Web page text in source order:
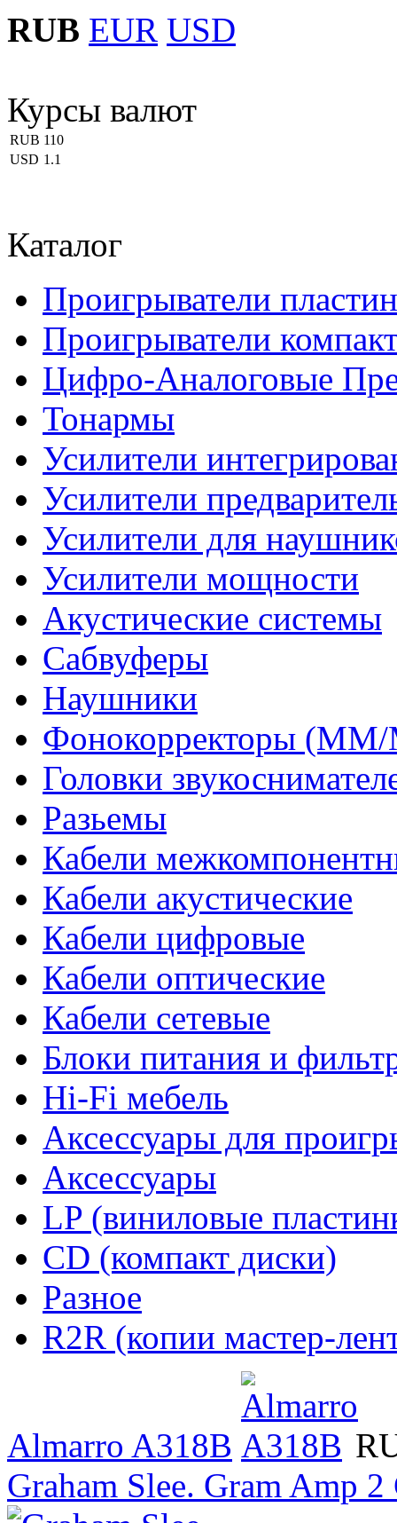
RUB EUR USD
Курсы валют
RUB 110
USD 1.1
Каталог
Проигрыватели
Проигрыватели
Цифро-Аналоговые
Тонармы
Усилители
Усилители
Усилители для
Усилители мощности
Акустические системы
Сабвуферы
Наушники
Фонокорректоры
Головки
Разьемы
Кабели
Кабели акустические
Кабели цифровые
Кабели оптические
Кабели сетевые
Блоки питания и
Hi-Fi мебель
Аксессуары для
Аксессуары
LP (виниловые
CD (компакт диски)
Разное
R2R (копии мастер-
Almarro A318B
Graham Slee. Gram Amp